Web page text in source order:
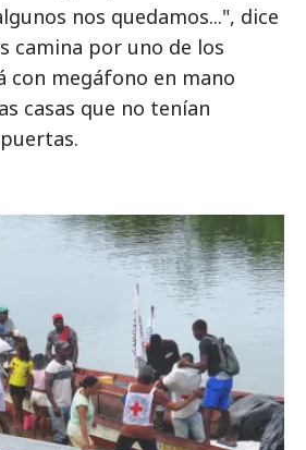
nos quedamos...", dice
camina por uno de los
con megáfono en mano
casas que no tenían